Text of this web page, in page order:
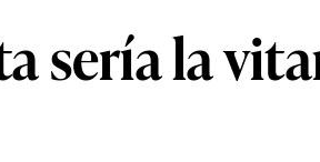
sería la